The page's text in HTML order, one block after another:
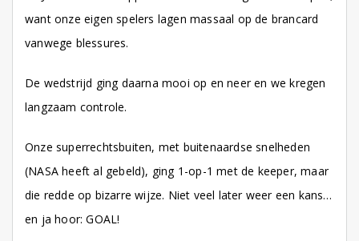
want onze eigen spelers lagen massaal op de brancard
vanwege blessures.
De wedstrijd ging daarna mooi op en neer en we kregen
langzaam controle.
Onze superrechtsbuiten, met buitenaardse snelheden
(NASA heeft al gebeld), ging 1-op-1 met de keeper, maar
die redde op bizarre wijze. Niet veel later weer een kans…
en ja hoor: GOAL!